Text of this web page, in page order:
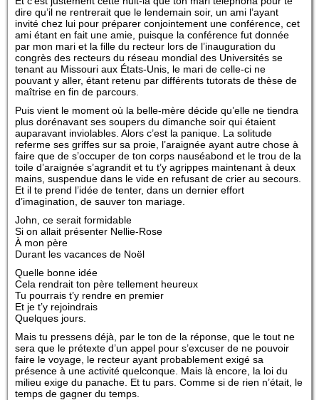
dire qu’il ne rentrerait que le lendemain soir, un ami l’ayant
invité chez lui pour préparer conjointement une conférence, cet
ami étant en fait une amie, puisque la conférence fut donnée
par mon mari et la fille du recteur lors de l’inauguration du
congrès des recteurs du réseau mondial des Universités se
tenant au Missouri aux États-Unis, le mari de celle-ci ne
pouvant y aller, étant retenu par différents tutorats de thèse de
maîtrise en fin de parcours.
Puis vient le moment où la belle-mère décide qu’elle ne tiendra
plus dorénavant ses soupers du dimanche soir qui étaient
auparavant inviolables. Alors c’est la panique. La solitude
referme ses griffes sur sa proie, l’araignée ayant autre chose à
faire que de s’occuper de ton corps nauséabond et le trou de la
toile d’araignée s’agrandit et tu t’y agrippes maintenant à deux
mains, suspendue dans le vide en refusant de crier au secours.
Et il te prend l’idée de tenter, dans un dernier effort
d’imagination, de sauver ton mariage.
John, ce serait formidable
Si on allait présenter Nellie-Rose
À mon père
Durant les vacances de Noël
Quelle bonne idée
Cela rendrait ton père tellement heureux
Tu pourrais t’y rendre en premier
Et je t’y rejoindrais
Quelques jours.
Mais tu pressens déjà, par le ton de la réponse, que le tout ne
sera que le prétexte d’un appel pour s’excuser de ne pouvoir
faire le voyage, le recteur ayant probablement exigé sa
présence à une activité quelconque. Mais là encore, la loi du
milieu exige du panache. Et tu pars. Comme si de rien n’était, le
temps de gagner du temps.